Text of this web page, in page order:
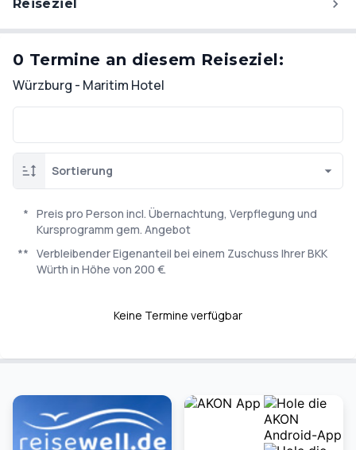
Reiseziel
0 Termine an diesem Reiseziel:
Würzburg - Maritim Hotel
Sortierung
* Preis pro Person incl. Übernachtung, Verpflegung und
Kursprogramm gem. Angebot
** Verbleibender Eigenanteil bei einem Zuschuss Ihrer BKK
Würth in Höhe von 200 €.
Keine Termine verfügbar